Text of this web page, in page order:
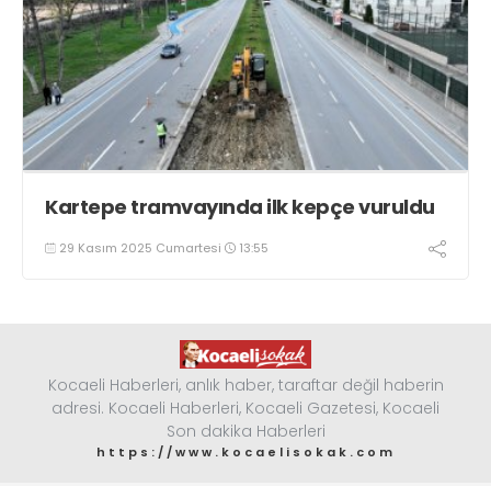
Kartepe tramvayında ilk kepçe vuruldu
29 Kasım 2025 Cumartesi 13:55
Kocaeli Haberleri, anlık haber, taraftar değil haberin
adresi. Kocaeli Haberleri, Kocaeli Gazetesi, Kocaeli
Son dakika Haberleri
https://www.kocaelisokak.com